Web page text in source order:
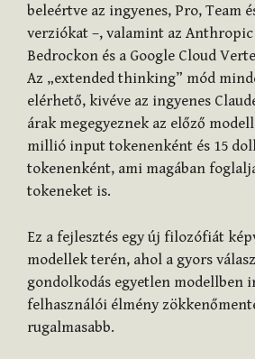
beleértve az ingyenes, Pro, Team
verziókat –, valamint az Anthropic
Bedrockon és a Google Cloud
Az „extended thinking” mód
elérhető, kivéve az ingyenes
árak megegyeznek az előző
millió input tokenenként és 15
tokenenként, ami magában
tokeneket is.
Ez a fejlesztés egy új filozófiát
modellek terén, ahol a gyors
gondolkodás egyetlen modellben
felhasználói élmény
rugalmasabb.